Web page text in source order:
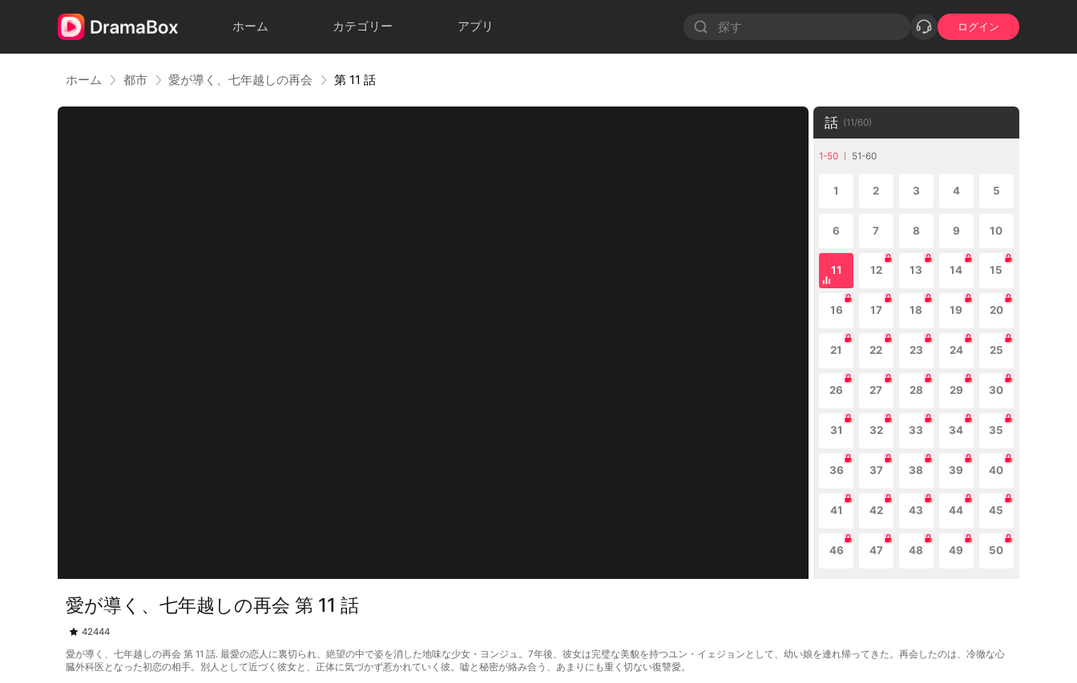
ホーム カテゴリー アプリ ログイン
ホーム 都市 愛が導く、七年越しの再会 第 11 話
話 (11/60)
1-50 51-60
1 2 3 4 5
6 7 8 9 10
11 12 13 14 15
16 17 18 19 20
21 22 23 24 25
26 27 28 29 30
31 32 33 34 35
36 37 38 39 40
41 42 43 44 45
46 47 48 49 50
愛が導く、七年越しの再会 第 11 話
42444
愛が導く、七年越しの再会 第 11 話. 最愛の恋人に裏切られ、絶望の中で姿を消した地味な少女・ヨンジュ。7年後、彼女は完璧な美貌を持つユン・イェジョンとして、幼い娘を連れ帰ってきた。再会したのは、冷徹な心
臓外科医となった初恋の相手。別人として近づく彼女と、正体に気づかず惹かれていく彼。嘘と秘密が絡み合う、あまりにも重く切ない復讐愛。